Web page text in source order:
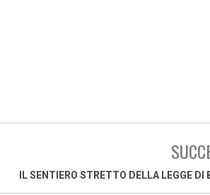
IL SENTIERO STRETTO DELLA LEGGE DI